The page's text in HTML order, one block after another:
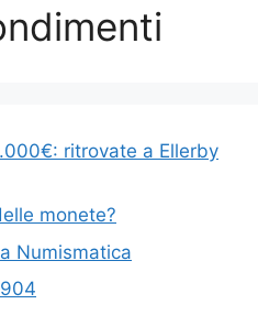
ritrovate a Ellerby
monete?
Numismatica